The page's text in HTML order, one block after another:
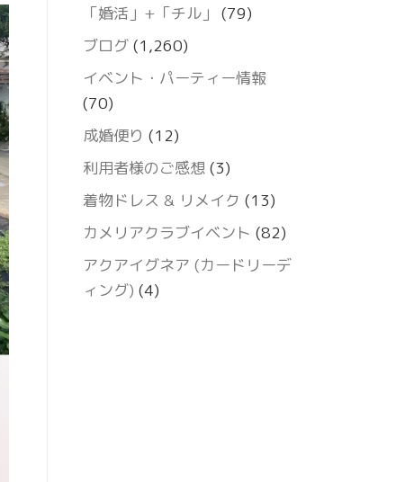
お問い合わせ
「婚活」+「チル」
(79)
ブログ (1,260)
イベント・パーティー情報
(70)
成婚便り (12)
利用者様のご感想 (3)
着物ドレス & リメイク (13)
カメリアクラブイベント (82)
アクアイグネア (カードリーデ
ィング) (4)